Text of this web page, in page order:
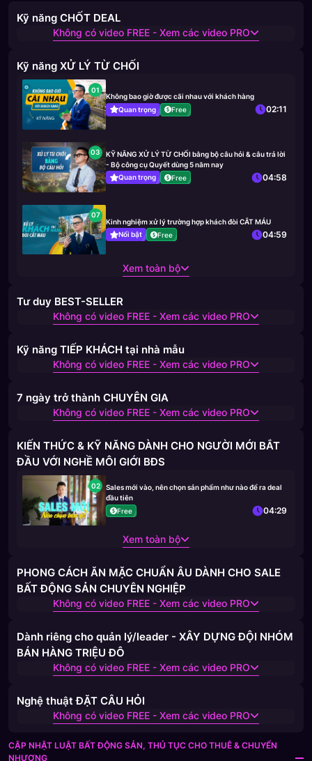
Kỹ năng CHỐT DEAL
Không có video FREE - Xem các video PRO
Kỹ năng XỬ LÝ TỪ CHỐI
01
Không bao giờ được cãi nhau với khách hàng
Quan trọng
Free 02:11
03
KỸ NĂNG XỬ LÝ TỪ CHỐI bằng bộ câu hỏi & câu trả lời
- Bộ công cụ Quyết dùng 5 năm nay
Quan trọng
Free 04:58
07
Kinh nghiệm xử lý trường hợp khách đòi CẮT MÁU
Nổi bật
Free 04:59
Xem toàn bộ
Tư duy BEST-SELLER
Không có video FREE - Xem các video PRO
Kỹ năng TIẾP KHÁCH tại nhà mẫu
Không có video FREE - Xem các video PRO
7 ngày trở thành CHUYÊN GIA
Không có video FREE - Xem các video PRO
KIẾN THỨC & KỸ NĂNG DÀNH CHO NGƯỜI MỚI BẮT
ĐẦU VỚI NGHỀ MÔI GIỚI BĐS
02
Sales mới vào, nên chọn sản phẩm như nào để ra deal
đầu tiên
Free
04:29
Xem toàn bộ
PHONG CÁCH ĂN MẶC CHUẨN ÂU DÀNH CHO SALE
BẤT ĐỘNG SẢN CHUYÊN NGHIỆP
Không có video FREE - Xem các video PRO
Dành riêng cho quản lý/leader - XÂY DỰNG ĐỘI NHÓM
BÁN HÀNG TRIỆU ĐÔ
Không có video FREE - Xem các video PRO
Nghệ thuật ĐẶT CÂU HỎI
Không có video FREE - Xem các video PRO
CẬP NHẬT LUẬT BẤT ĐỘNG SẢN, THỦ TỤC CHO THUÊ & CHUYỂN
NHƯỢNG